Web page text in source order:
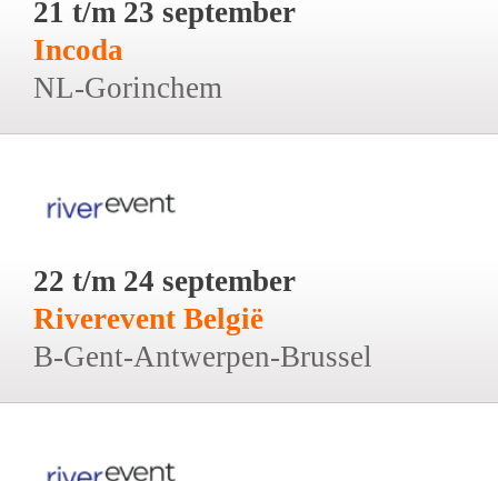
21 t/m 23 september
Incoda
NL-Gorinchem
22 t/m 24 september
Riverevent België
B-Gent-Antwerpen-Brussel